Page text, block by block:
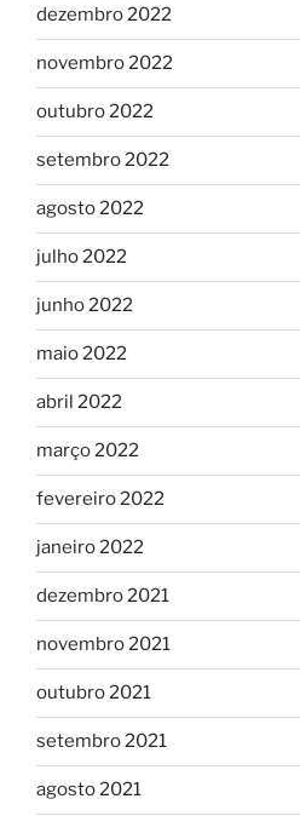
dezembro 2022
novembro 2022
outubro 2022
setembro 2022
agosto 2022
julho 2022
junho 2022
maio 2022
abril 2022
março 2022
fevereiro 2022
janeiro 2022
dezembro 2021
novembro 2021
outubro 2021
setembro 2021
agosto 2021